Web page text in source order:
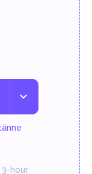
hour